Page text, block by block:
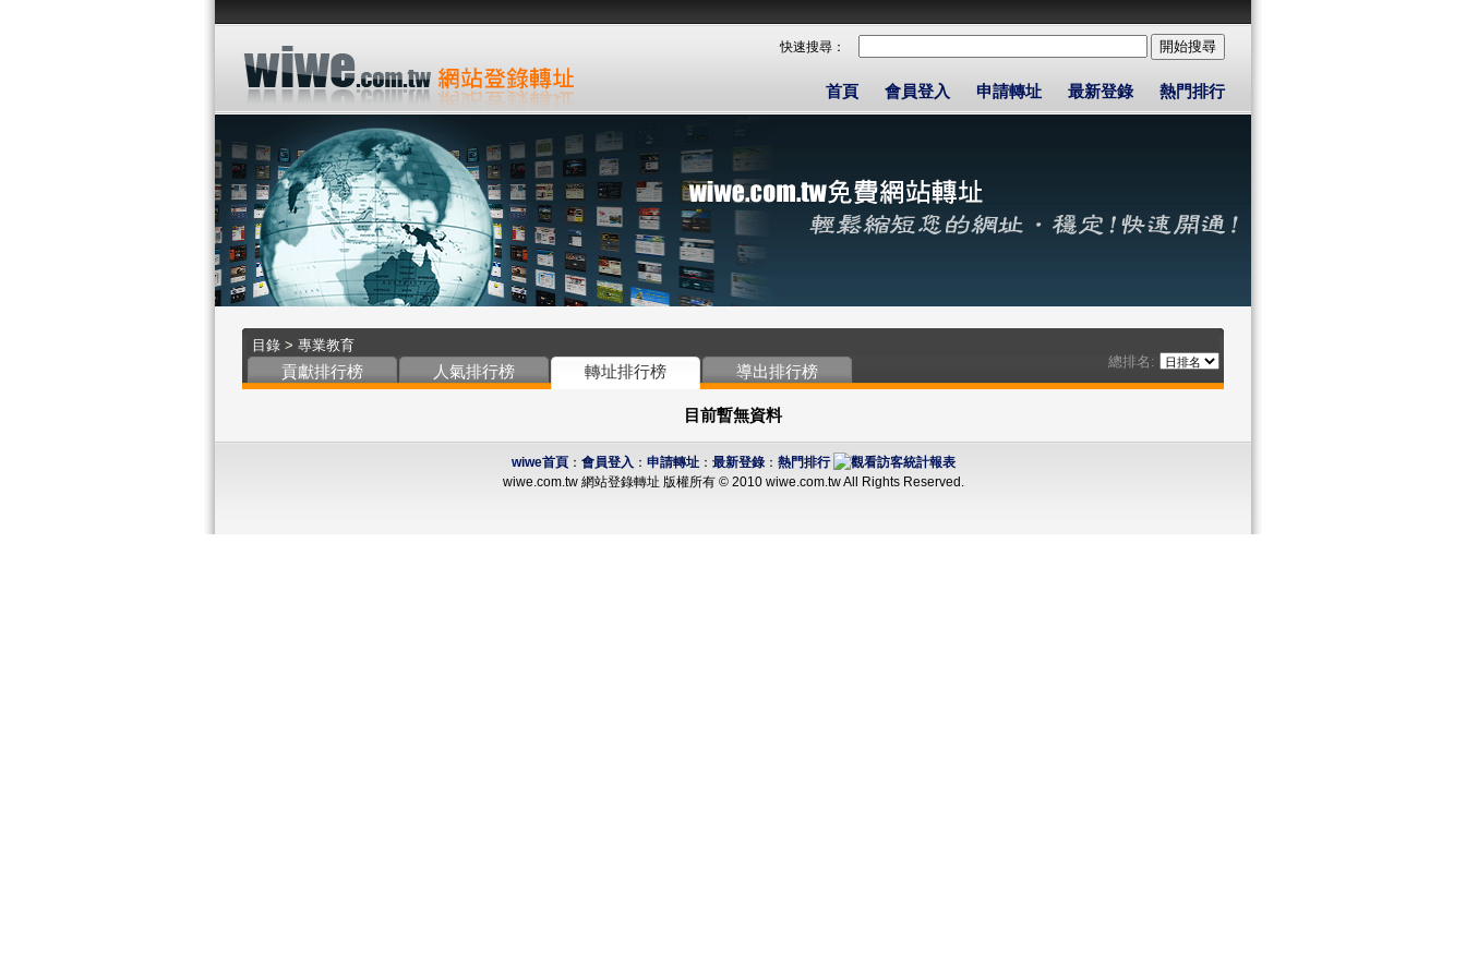
快速搜尋：
首頁 會員登入 申請轉址 最新登錄 熱門排行
目錄 > 專業教育
總排名:
貢獻排行榜 人氣排行榜 轉址排行榜 導出排行榜
目前暫無資料
wiwe首頁： 會員登入 ： 申請轉址： 最新登錄： 熱門排行
wiwe.com.tw 網站登錄轉址 版權所有 © 2010 wiwe.com.tw All Rights Reserved.